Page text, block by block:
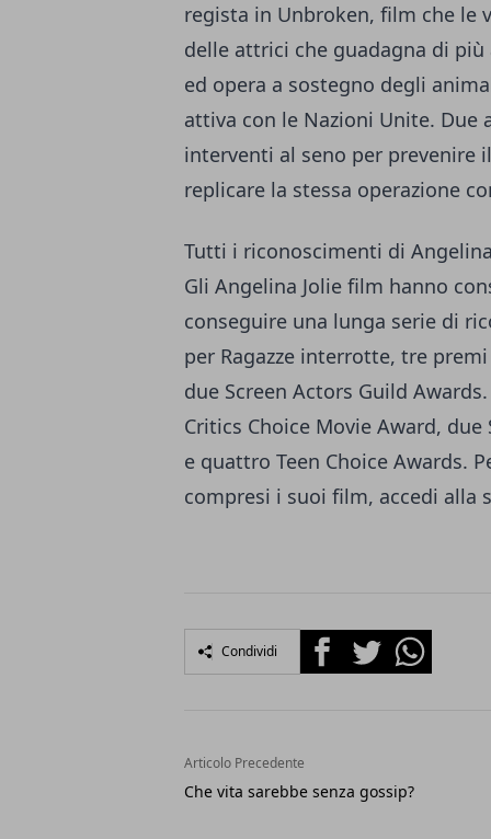
regista in Unbroken, film che le
delle attrici che guadagna di
ed opera a sostegno degli
attiva con le Nazioni Unite. Due
interventi al seno per prevenire
replicare la stessa operazione
Tutti i riconoscimenti di
Gli Angelina Jolie film hanno
conseguire una lunga serie di
per Ragazze interrotte, tre
due Screen Actors Guild
Critics Choice Movie Award,
e quattro Teen Choice Awards.
compresi i suoi film, accedi alla
Condividi FacebookTwitterWhatsapp
Articolo Precedente
Che vita sarebbe senza gossip?